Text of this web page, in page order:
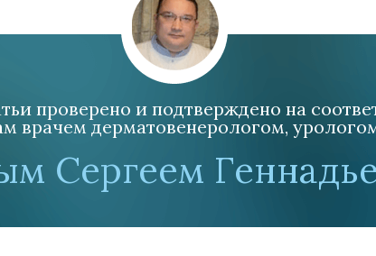
проверено и подтверждено на
врачем дерматовенерологом,
Сергеем